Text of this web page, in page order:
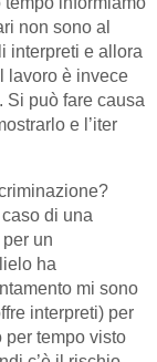
non sono al
interpreti e allora
lavoro è invece
Si può fare causa
e l’iter
di una
un
ha
mi sono
interpreti) per
per tempo visto